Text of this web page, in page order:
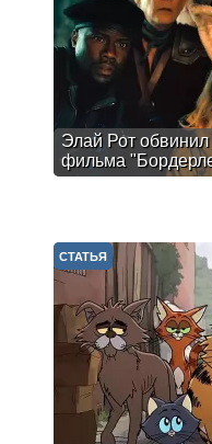
Элай Рот
фильма
СТАТЬЯ